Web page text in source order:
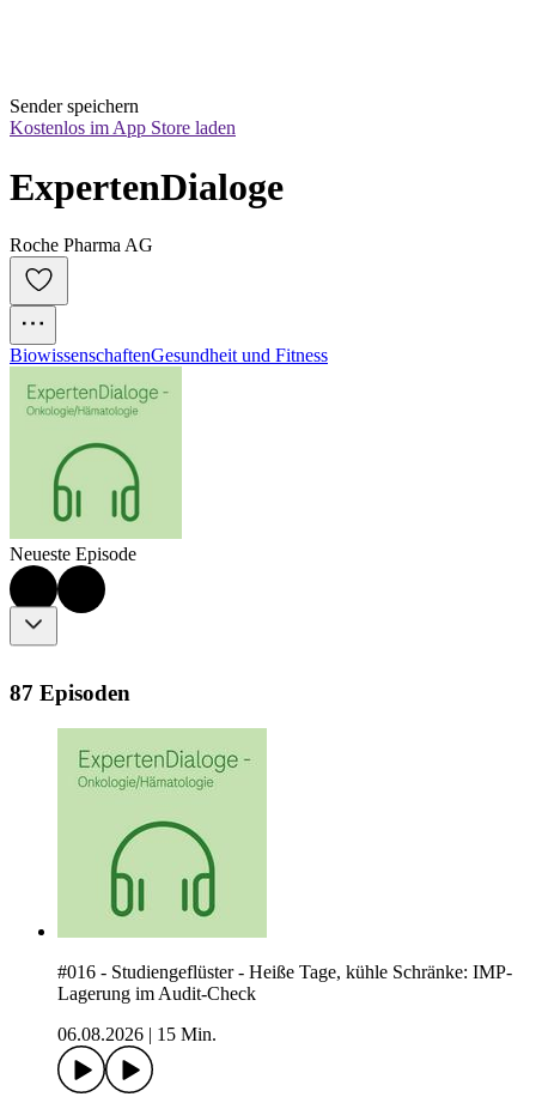
Sender speichern
Kostenlos im App Store laden
ExpertenDialoge
Roche Pharma AG
BiowissenschaftenGesundheit und Fitness
Neueste Episode
87 Episoden
#016 - Studiengeflüster - Heiße Tage, kühle Schränke: IMP-
Lagerung im Audit-Check
06.08.2026
15 Min.